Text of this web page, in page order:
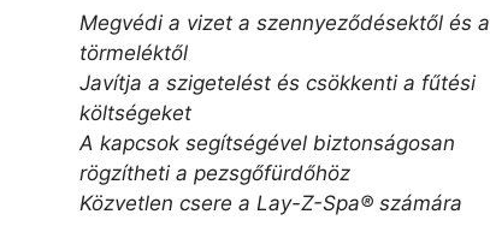
Megvédi a vizet a szennyeződésektől és a
törmeléktől
Javítja a szigetelést és csökkenti a fűtési
költségeket
A kapcsok segítségével biztonságosan
rögzítheti a pezsgőfürdőhöz
Közvetlen csere a Lay-Z-Spa® számára